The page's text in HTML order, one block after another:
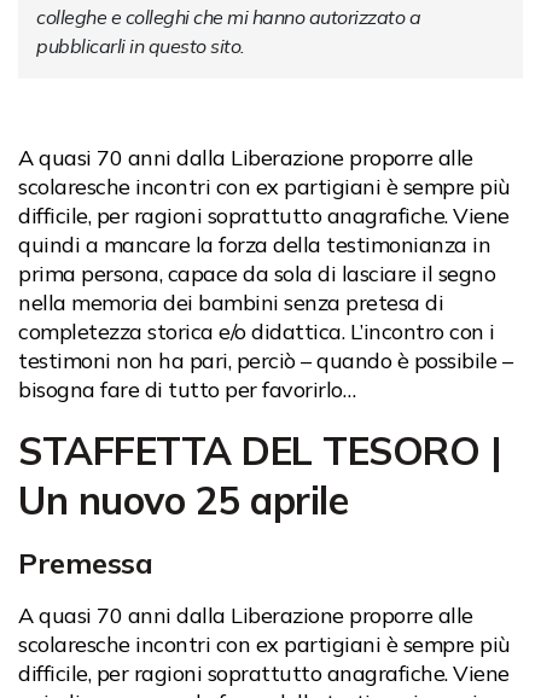
colleghe e colleghi che mi hanno autorizzato a
pubblicarli in questo sito.
A quasi 70 anni dalla Liberazione proporre alle
scolaresche incontri con ex partigiani è sempre più
difficile, per ragioni soprattutto anagrafiche. Viene
quindi a mancare la forza della testimonianza in
prima persona, capace da sola di lasciare il segno
nella memoria dei bambini senza pretesa di
completezza storica e/o didattica. L’incontro con i
testimoni non ha pari, perciò – quando è possibile –
bisogna fare di tutto per favorirlo…
STAFFETTA DEL TESORO |
Un nuovo 25 aprile
Premessa
A quasi 70 anni dalla Liberazione proporre alle
scolaresche incontri con ex partigiani è sempre più
difficile, per ragioni soprattutto anagrafiche. Viene